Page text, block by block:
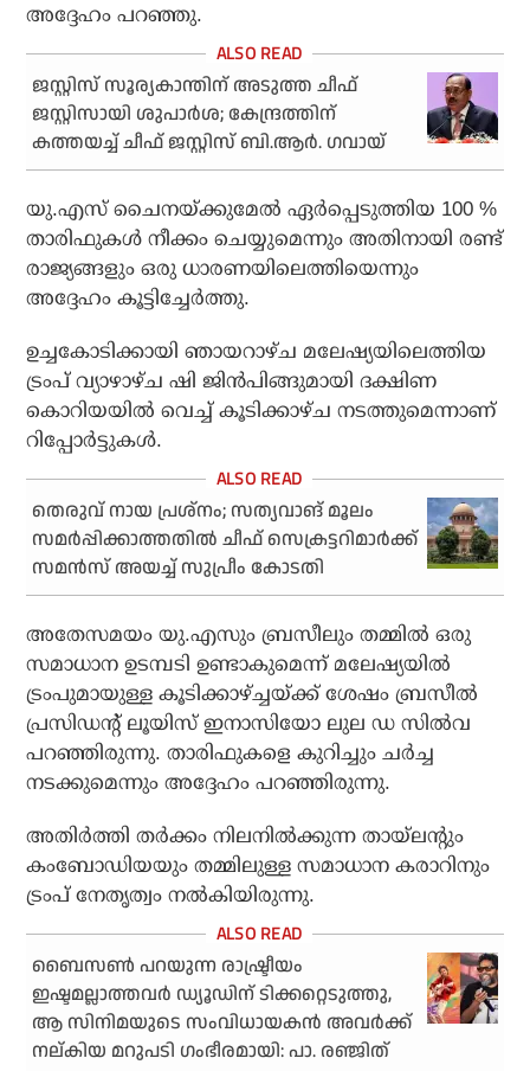
അദ്ദേഹം പറഞ്ഞു.
ജസ്റ്റിസ് സൂര്യകാന്തിന് അടുത്ത ചീഫ്
ജസ്റ്റിസായി ശുപാര്‍ശ; കേന്ദ്രത്തിന്
കത്തയച്ച് ചീഫ് ജസ്റ്റിസ് ബി.ആര്‍. ഗവായ്
യു.എസ് ചൈനയ്ക്കുമേൽ ഏർപ്പെടുത്തിയ 100 %
താരിഫുകൾ നീക്കം ചെയ്യുമെന്നും അതിനായി രണ്ട്
രാജ്യങ്ങളും ഒരു ധാരണയിലെത്തിയെന്നും
അദ്ദേഹം കൂട്ടിച്ചേർത്തു.
ഉച്ചകോടിക്കായി ഞായറാഴ്ച മലേഷ്യയിലെത്തിയ
ട്രംപ് വ്യാഴാഴ്ച ഷി ജിൻപിങ്ങുമായി ദക്ഷിണ
കൊറിയയിൽ വെച്ച് കൂടിക്കാഴ്ച നടത്തുമെന്നാണ്
റിപ്പോർട്ടുകൾ.
തെരുവ് നായ പ്രശ്നം; സത്യവാങ് മൂലം
സമർപ്പിക്കാത്തതിൽ ചീഫ് സെക്രട്ടറിമാർക്ക്
സമൻസ് അയച്ച് സുപ്രീം കോടതി
അതേസമയം യു.എസും ബ്രസീലും തമ്മിൽ ഒരു
സമാധാന ഉടമ്പടി ഉണ്ടാകുമെന്ന് മലേഷ്യയിൽ
ട്രംപുമായുള്ള കൂടിക്കാഴ്‌ച്ചയ്ക്ക് ശേഷം ബ്രസീൽ
പ്രസിഡന്റ് ലൂയിസ് ഇനാസിയോ ലുല ഡ സിൽവ
പറഞ്ഞിരുന്നു. താരിഫുകളെ കുറിച്ചും ചർച്ച
നടക്കുമെന്നും അദ്ദേഹം പറഞ്ഞിരുന്നു.
അതിർത്തി തർക്കം നിലനിൽക്കുന്ന തായ്‌ലന്റും
കംബോഡിയയും തമ്മിലുള്ള സമാധാന കരാറിനും
ട്രംപ് നേതൃത്വം നൽകിയിരുന്നു.
ബൈസണ്‍ പറയുന്ന രാഷ്ട്രീയം
ഇഷ്ടമല്ലാത്തവര്‍ ഡ്യൂഡിന് ടിക്കറ്റെടുത്തു,
ആ സിനിമയുടെ സംവിധായകന്‍ അവര്‍ക്ക്
നല്കിയ മറുപടി ഗംഭീരമായി: പാ. രഞ്ജിത്